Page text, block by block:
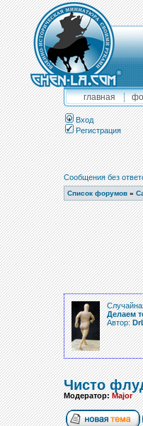
главная
Вход
Регистрация
Сообщения без
Список форумов »
Делаем
Автор:
Чисто
Модератор:Major